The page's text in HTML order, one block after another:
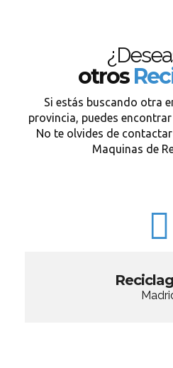
otros
Si estás buscando otra
provincia, puedes
No te olvides de
Maquinas de